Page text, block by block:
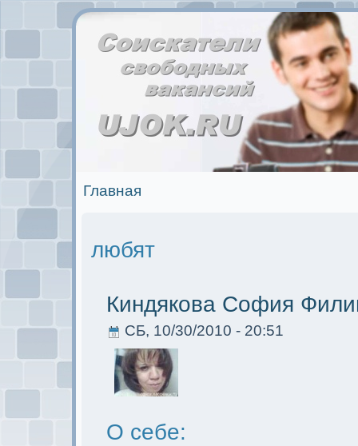
Главная
любят
Киндякова София
СБ, 10/30/2010 - 20:51
О себе: